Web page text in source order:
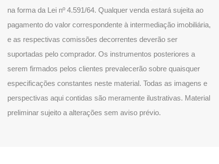
na forma da Lei nº 4.591/64. Qualquer venda estará sujeita ao
pagamento do valor correspondente à intermediação imobiliária,
e as respectivas comissões decorrentes deverão ser
suportadas pelo comprador. Os instrumentos posteriores a
serem firmados pelos clientes prevalecerão sobre quaisquer
especificações constantes neste material. Todas as imagens e
perspectivas aqui contidas são meramente ilustrativas. Material
preliminar sujeito a alterações sem aviso prévio.